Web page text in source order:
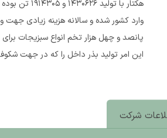
این امر تولید بذر داخل را که در جهت
شرکت